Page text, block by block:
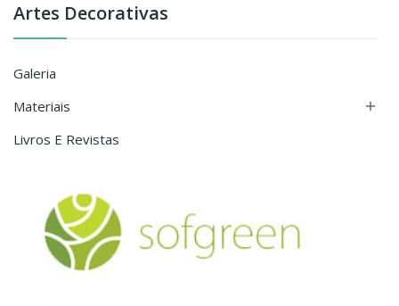
Artes Decorativas
Galeria
Materiais

Livros E Revistas